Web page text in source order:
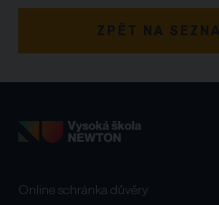
ZPĚT NA
Online schránka důvěry